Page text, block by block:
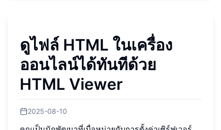
ดูไฟล์ HTML ในเครื่อง
ออนไลน์ได้ทันทีด้วย
HTML Viewer
2025-08-10